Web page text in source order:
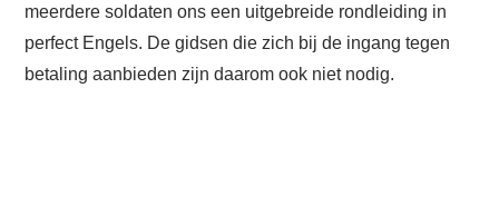
meerdere soldaten ons een uitgebreide rondleiding in
perfect Engels. De gidsen die zich bij de ingang tegen
betaling aanbieden zijn daarom ook niet nodig.